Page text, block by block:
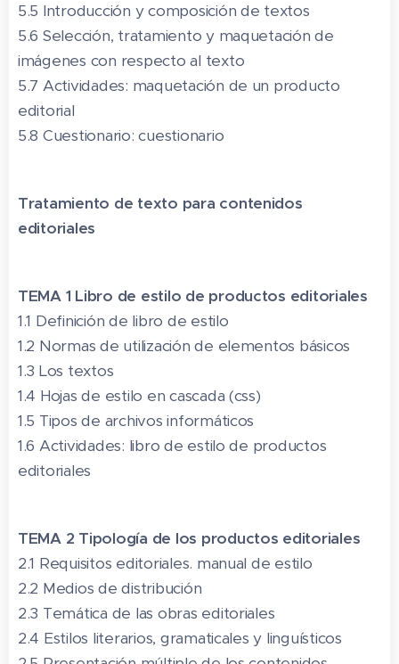
5.5 Introducción y composición de textos
5.6 Selección, tratamiento y maquetación de
imágenes con respecto al texto
5.7 Actividades: maquetación de un producto
editorial
5.8 Cuestionario: cuestionario
Tratamiento de texto para contenidos
editoriales
TEMA 1 Libro de estilo de productos editoriales
1.1 Definición de libro de estilo
1.2 Normas de utilización de elementos básicos
1.3 Los textos
1.4 Hojas de estilo en cascada (css)
1.5 Tipos de archivos informáticos
1.6 Actividades: libro de estilo de productos
editoriales
TEMA 2 Tipología de los productos editoriales
2.1 Requisitos editoriales. manual de estilo
2.2 Medios de distribución
2.3 Temática de las obras editoriales
2.4 Estilos literarios, gramaticales y linguísticos